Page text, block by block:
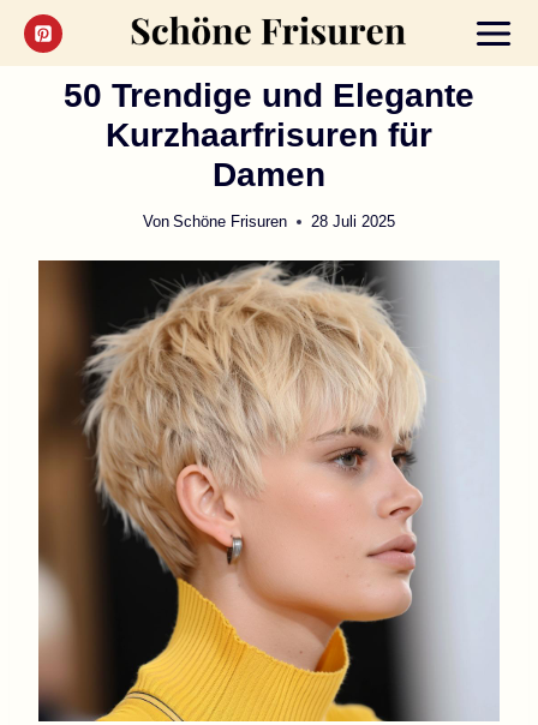
Zum
Inhalt
50 Trendige und Elegante
Kurzhaarfrisuren für
Damen
Von Schöne Frisuren 28 Juli 2025